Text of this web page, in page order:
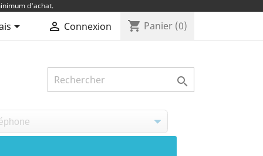
d'achat.
  Connexion shopping_cart Panier (0)
